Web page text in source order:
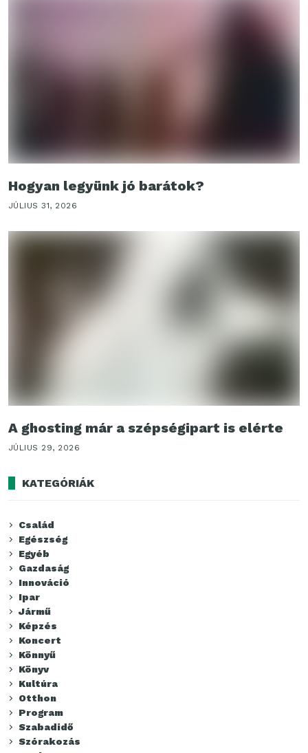
Hogyan legyünk jó barátok?
JÚLIUS 31, 2026
A ghosting már a szépségipart is elérte
JÚLIUS 29, 2026
KATEGÓRIÁK
Család
Egészség
Egyéb
Gazdaság
Innováció
Ipar
Jármű
Képzés
Koncert
Könnyű
Könyv
Kultúra
Otthon
Program
Szabadidő
Szórakozás